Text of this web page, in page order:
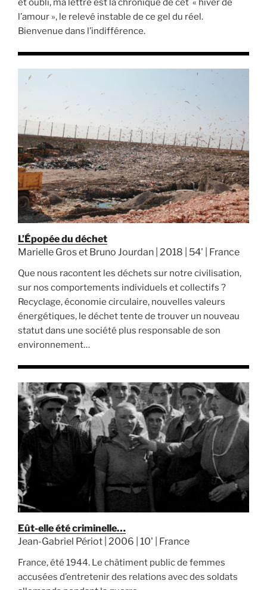
et oubli, ma lettre est la chronique de cet « hiver de
l’amour », le relevé instable de ce gel du réel.
Bienvenue dans l’indifférence.
L’Épopée du déchet
Marielle Gros et Bruno Jourdan | 2018 | 54' | France
Que nous racontent les déchets sur notre civilisation,
sur nos comportements individuels et collectifs ?
Recyclage, économie circulaire, nouvelles valeurs
énergétiques, le déchet tente de trouver un nouveau
statut dans une société plus responsable de son
environnement…
Eût-elle été criminelle…
Jean-Gabriel Périot | 2006 | 10' | France
France, été 1944. Le châtiment public de femmes
accusées d’entretenir des relations avec des soldats